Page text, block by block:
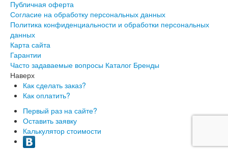
Публичная оферта
Согласие на обработку персональных данных
Политика конфиденциальности и обработки персональных
данных
Карта сайта
Гарантии
Часто задаваемые вопросы Каталог Бренды
Наверх
Как сделать заказ?
Как оплатить?
Первый раз на сайте?
Оставить заявку
Калькулятор стоимости